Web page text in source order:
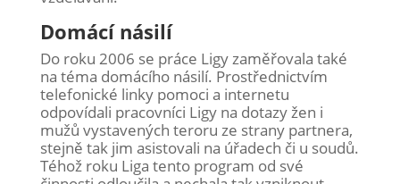
Domácí násilí
Do roku 2006 se práce Ligy zaměřovala také
na téma domácího násilí. Prostřednictvím
telefonické linky pomoci a internetu
odpovídali pracovníci Ligy na dotazy žen i
mužů vystavených teroru ze strany partnera,
stejně tak jim asistovali na úřadech či u soudů.
Téhož roku Liga tento program od své